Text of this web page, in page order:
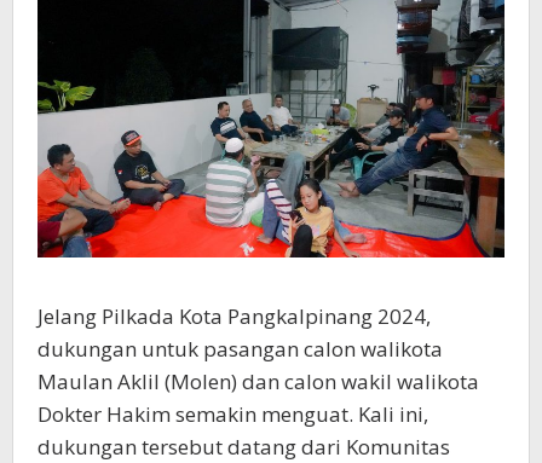
2024
Jelang Pilkada Kota Pangkalpinang 2024,
dukungan untuk pasangan calon walikota
Maulan Aklil (Molen) dan calon wakil walikota
Dokter Hakim semakin menguat. Kali ini,
dukungan tersebut datang dari Komunitas